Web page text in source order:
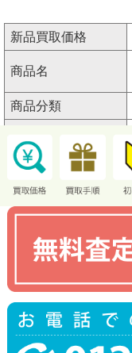
新品買取価格
商品名
商品分類
アイテム番号